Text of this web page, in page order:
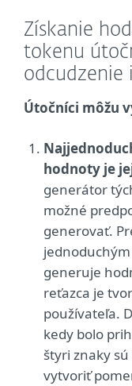
Získanie
tokenu
odcudzenie
Útočníci môžu
hodnoty je
generátor
možné
generovať.
generuje
reťazca je
používateľa.
kedy bolo
štyri znaky
vytvoriť